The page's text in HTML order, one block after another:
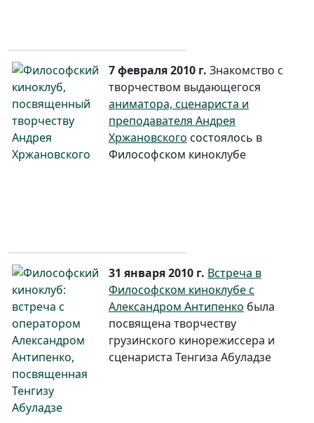
7 февраля 2010 г. Знакомство с
творчеством выдающегося
аниматора, сценариста и
преподавателя Андрея
Хржановского состоялось в
Философском киноклубе
31 января 2010 г. Встреча в
Философском киноклубе с
Александром Антипенко была
посвящена творчеству
грузинского кинорежиссера и
сценариста Тенгиза Абуладзе